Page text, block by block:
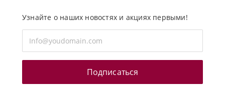
Узнайте о наших новостях и акциях первыми!
Подписаться